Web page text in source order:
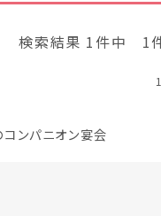
検索結果 1件中 1
1
ンパニオン宴会